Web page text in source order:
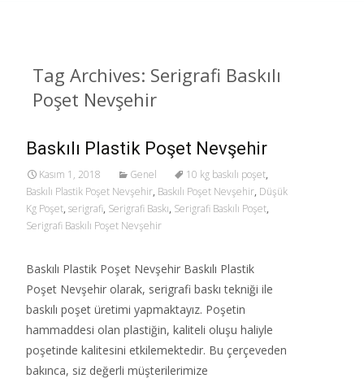
Tag Archives: Serigrafi Baskılı
Poşet Nevşehir
Baskılı Plastik Poşet Nevşehir
Kasım 1, 2018 Genel 10 kg baskılı poşet,
Baskılı Plastik Poşet Nevşehir, Baskılı Poşet Nevşehir, Düşük
Kg Poşet, serigrafi, Serigrafi Baskı, Serigrafi Baskılı Poşet,
Serigrafi Baskılı Poşet Nevşehir
Baskılı Plastik Poşet Nevşehir Baskılı Plastik
Poşet Nevşehir olarak, serigrafi baskı tekniği ile
baskılı poşet üretimi yapmaktayız. Poşetin
hammaddesi olan plastiğin, kaliteli oluşu haliyle
poşetinde kalitesini etkilemektedir. Bu çerçeveden
bakınca, siz değerli müşterilerimize